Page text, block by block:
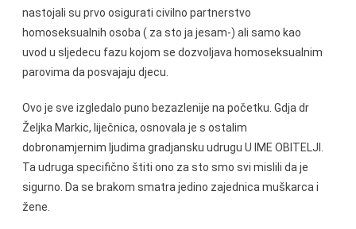
nastojali su prvo osigurati civilno partnerstvo
homoseksualnih osoba ( za sto ja jesam-) ali samo kao
uvod u sljedecu fazu kojom se dozvoljava homoseksualnim
parovima da posvajaju djecu.
Ovo je sve izgledalo puno bezazlenije na početku. Gdja dr
Željka Markic, liječnica, osnovala je s ostalim
dobronamjernim ljudima gradjansku udrugu U IME OBITELJI.
Ta udruga specifično štiti ono za sto smo svi mislili da je
sigurno. Da se brakom smatra jedino zajednica muškarca i
žene.